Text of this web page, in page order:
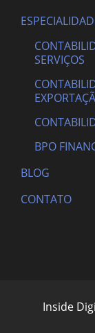
SERVIÇOS
BPO
BLOG
CONTATO
Inside